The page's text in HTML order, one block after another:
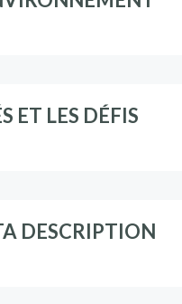
ET LES DÉFIS
DESCRIPTION